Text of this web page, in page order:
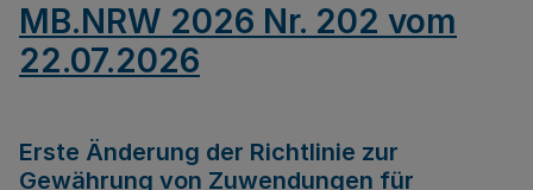
MB.NRW 2026 Nr. 202 vom
22.07.2026
Erste Änderung der Richtlinie zur
Gewährung von Zuwendungen für